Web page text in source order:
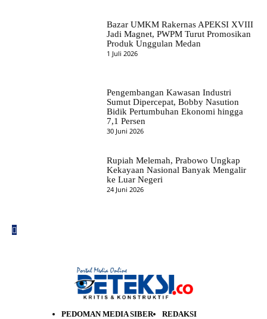
Bazar UMKM Rakernas APEKSI XVIII
Jadi Magnet, PWPM Turut Promosikan
Produk Unggulan Medan
1 Juli 2026
Pengembangan Kawasan Industri
Sumut Dipercepat, Bobby Nasution
Bidik Pertumbuhan Ekonomi hingga
7,1 Persen
30 Juni 2026
Rupiah Melemah, Prabowo Ungkap
Kekayaan Nasional Banyak Mengalir
ke Luar Negeri
24 Juni 2026
PEDOMAN MEDIA SIBER
REDAKSI